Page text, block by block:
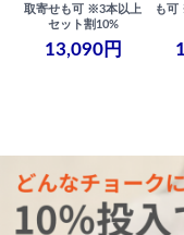
取寄せも可 ※3本以上
セット割10%
13,090円
も可